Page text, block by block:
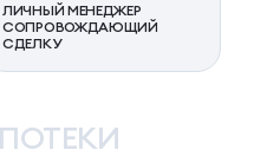
ЛИЧНЫЙ МЕНЕДЖЕР
СОПРОВОЖДАЮЩИЙ
СДЕЛКУ